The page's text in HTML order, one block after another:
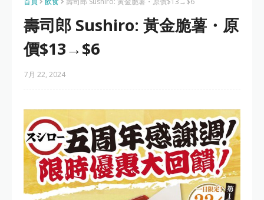
壽司郎 Sushiro: 黃金脆薯・原
價$13→$6
7月 22, 2024